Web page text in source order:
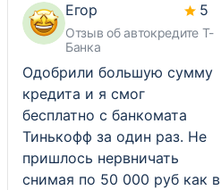
Егор
Отзыв об автокредите Т-
Банка
5
Одобрили большую сумму
кредита и я смог
бесплатно с банкомата
Тинькофф за один раз. Не
пришлось нервничать
снимая по 50 000 руб как в